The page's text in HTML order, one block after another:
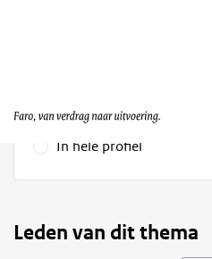
Selection Op naam
In hele profiel
Leden van dit thema